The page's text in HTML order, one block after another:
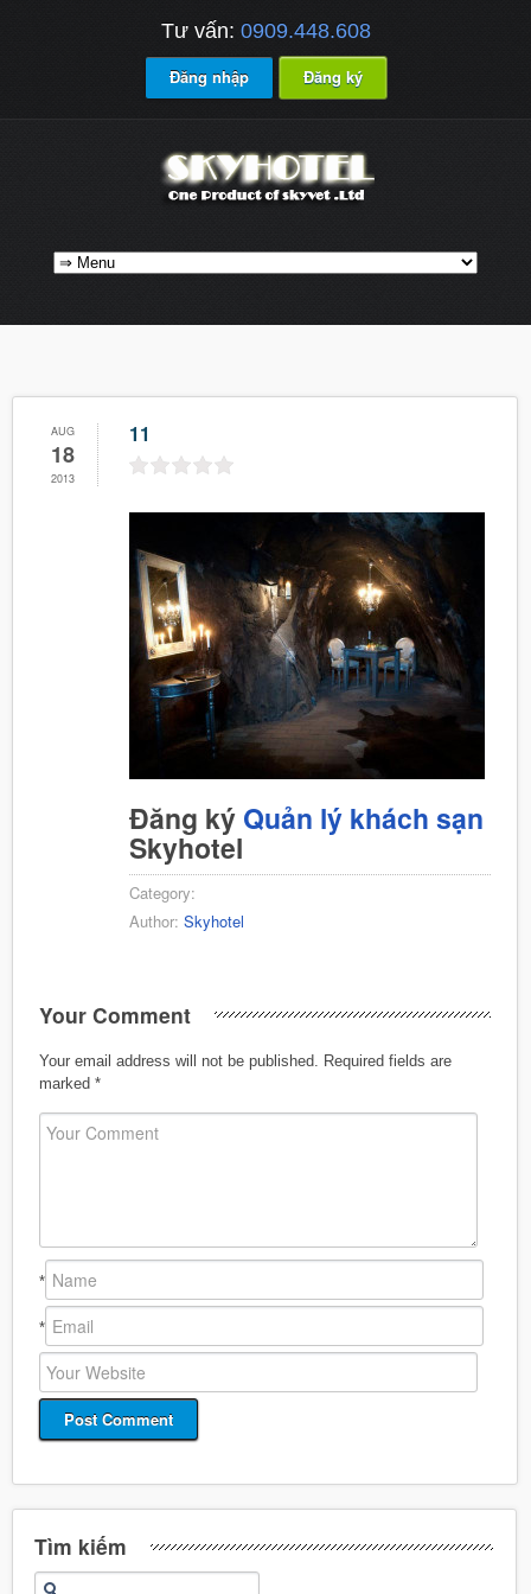
Tư vấn: 0909.448.608
Đăng nhập Đăng ký
AUG
18
2013
11
Đăng ký Quản lý khách sạn
Skyhotel
Category:
Author: Skyhotel
Your Comment
Your email address will not be published.
Required fields are
marked *
*
*
Tìm kiếm